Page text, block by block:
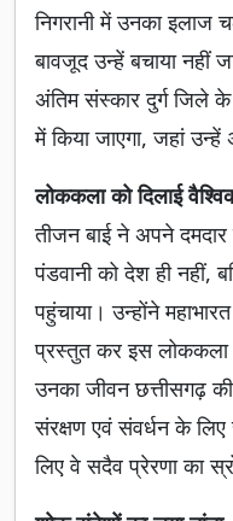
निगरानी में उनका इलाज
बावजूद उन्हें बचाया नहीं
अंतिम संस्कार दुर्ग जिले
में किया जाएगा, जहां उन्हें
लोककला को दिलाई
तीजन बाई ने अपने
पंडवानी को देश ही नहीं,
पहुंचाया। उन्होंने
प्रस्तुत कर इस लोककला
उनका जीवन छत्तीसगढ़
संरक्षण एवं संवर्धन के लिए
लिए वे सदैव प्रेरणा का